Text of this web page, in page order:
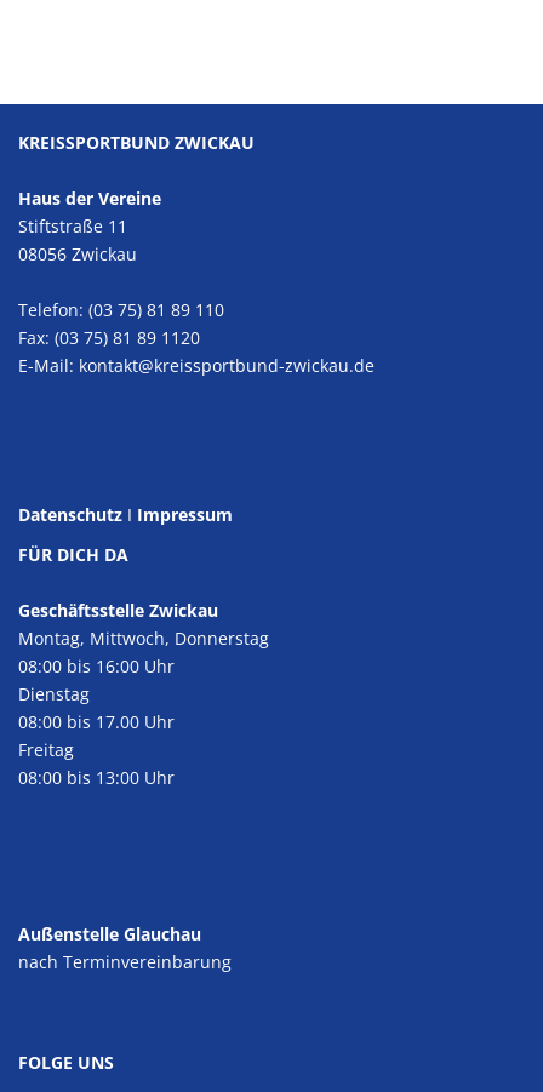
KREISSPORTBUND ZWICKAU
Haus der Vereine
Stiftstraße 11
08056 Zwickau
Telefon: (03 75) 81 89 110
Fax: (03 75) 81 89 1120
E-Mail: kontakt@kreissportbund-zwickau.de
Datenschutz I Impressum
FÜR DICH DA
Geschäftsstelle Zwickau
Montag, Mittwoch, Donnerstag
08:00 bis 16:00 Uhr
Dienstag
08:00 bis 17.00 Uhr
Freitag
08:00 bis 13:00 Uhr
Außenstelle Glauchau
nach Terminvereinbarung
FOLGE UNS